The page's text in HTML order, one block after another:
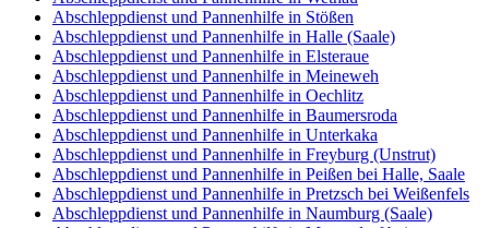
Abschleppdienst und Pannenhilfe in Stößen
Abschleppdienst und Pannenhilfe in Halle (Saale)
Abschleppdienst und Pannenhilfe in Elsteraue
Abschleppdienst und Pannenhilfe in Meineweh
Abschleppdienst und Pannenhilfe in Oechlitz
Abschleppdienst und Pannenhilfe in Baumersroda
Abschleppdienst und Pannenhilfe in Unterkaka
Abschleppdienst und Pannenhilfe in Freyburg (Unstrut)
Abschleppdienst und Pannenhilfe in Peißen bei Halle, Saale
Abschleppdienst und Pannenhilfe in Pretzsch bei Weißenfels
Abschleppdienst und Pannenhilfe in Naumburg (Saale)